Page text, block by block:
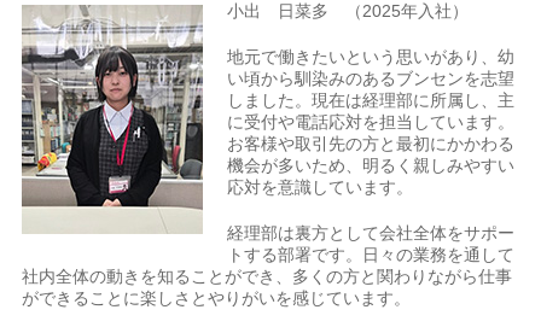
小出 日菜多 （2025年入社）
地元で働きたいという思いがあり、幼
い頃から馴染みのあるブンセンを志望
しました。現在は経理部に所属し、主
に受付や電話応対を担当しています。
お客様や取引先の方と最初にかかわる
機会が多いため、明るく親しみやすい
応対を意識しています。
経理部は裏方として会社全体をサポー
トする部署です。日々の業務を通して
社内全体の動きを知ることができ、多くの方と関わりながら仕事
ができることに楽しさとやりがいを感じています。